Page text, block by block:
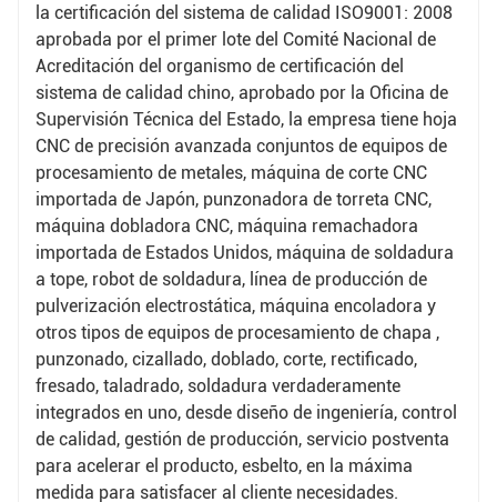
la certificación del sistema de calidad ISO9001: 2008
aprobada por el primer lote del Comité Nacional de
Acreditación del organismo de certificación del
sistema de calidad chino, aprobado por la Oficina de
Supervisión Técnica del Estado, la empresa tiene hoja
CNC de precisión avanzada conjuntos de equipos de
procesamiento de metales, máquina de corte CNC
importada de Japón, punzonadora de torreta CNC,
máquina dobladora CNC, máquina remachadora
importada de Estados Unidos, máquina de soldadura
a tope, robot de soldadura, línea de producción de
pulverización electrostática, máquina encoladora y
otros tipos de equipos de procesamiento de chapa ,
punzonado, cizallado, doblado, corte, rectificado,
fresado, taladrado, soldadura verdaderamente
integrados en uno, desde diseño de ingeniería, control
de calidad, gestión de producción, servicio postventa
para acelerar el producto, esbelto, en la máxima
medida para satisfacer al cliente necesidades.